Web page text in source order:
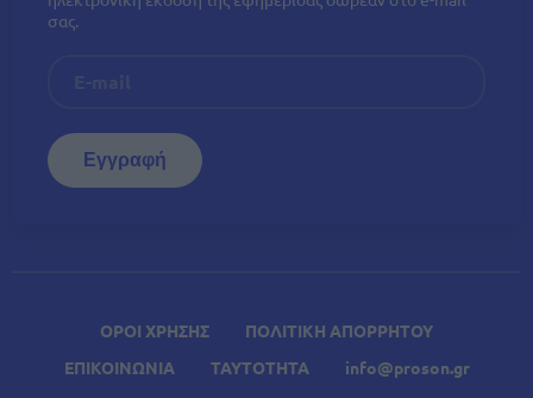
ΟΡΟΙ ΧΡΗΣΗΣ
ΠΟΛΙΤΙΚΗ ΑΠΟΡΡΗΤΟΥ
ΕΠΙΚΟΙΝΩΝΙΑ
ΤΑΥΤΟΤΗΤΑ
info@proson.gr
σας.